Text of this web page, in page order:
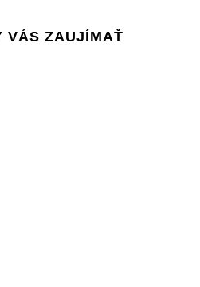
VÁS ZAUJÍMAŤ